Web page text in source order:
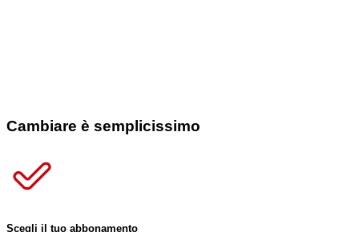
Cambiare è semplicissimo
Scegli il tuo abbonamento